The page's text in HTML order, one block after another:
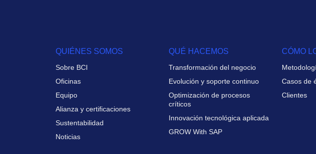
QUIÉNES SOMOS
Sobre BCI
Oficinas
Equipo
Alianza y certificaciones
Sustentabilidad
Noticias
QUÉ HACEMOS
Transformación del negocio
Evolución y soporte continuo
Optimización de procesos
críticos
Innovación tecnológica aplicada
GROW With SAP
CÓMO
Casos de
Clientes